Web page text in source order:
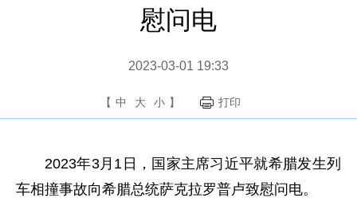
慰问电
2023-03-01 19:33
【 中 大 小 】 打印
2023年3月1日，国家主席习近平就希腊发生列
车相撞事故向希腊总统萨克拉罗普卢致慰问电。